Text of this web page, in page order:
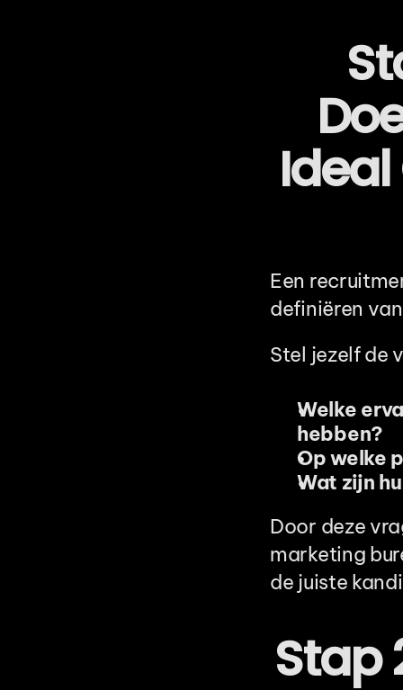
Een
definiëren
Stel jezelf de
Welke
hebben?
Op welke
Wat zijn
Door deze
marketing
de juiste
Stap